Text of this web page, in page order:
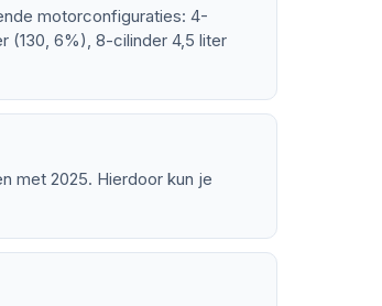
motorconfiguraties: 4-
(130, 6%), 8-cilinder 4,5 liter
met 2025. Hierdoor kun je